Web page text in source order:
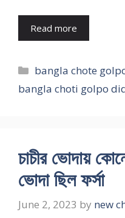
Read more
Categories
bangla chote
bangla choti golpo
চাচীর ভোদায়
ভোদা ছিল ফর্সা
June 2, 2023 by new